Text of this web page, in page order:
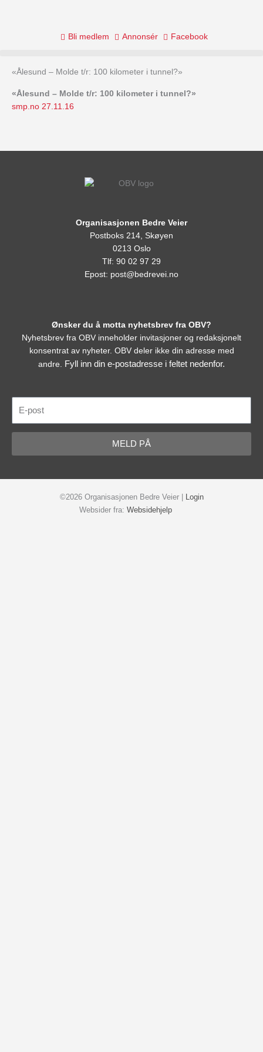
Bli medlem Annonsér Facebook
«Ålesund – Molde t/r: 100 kilometer i tunnel?»
«Ålesund – Molde t/r: 100 kilometer i tunnel?»
smp.no 27.11.16
Organisasjonen Bedre Veier
Postboks 214, Skøyen
0213 Oslo
Tlf: 90 02 97 29
Epost: post@bedrevei.no
Ønsker du å motta nyhetsbrev fra OBV?
Nyhetsbrev fra OBV inneholder invitasjoner og redaksjonelt
konsentrat av nyheter. OBV deler ikke din adresse med
andre. Fyll inn din e-postadresse i feltet nedenfor.
post
MELD PÅ
©2026 Organisasjonen Bedre Veier | Login
Websider fra: Websidehjelp